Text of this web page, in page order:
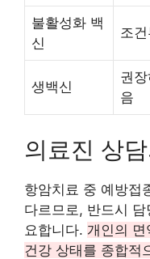
불활성화 백
신
조
생백신
권
음
의료진 상
항암치료 중 예방접
다르므로, 반드시
요합니다. 개인의
건강 상태를 종합적